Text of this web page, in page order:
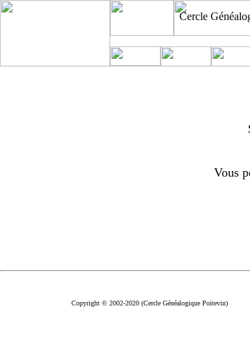
Cercle
Vous
Copyright © 2002-2020 (Cercle Généalogique Poitevin)